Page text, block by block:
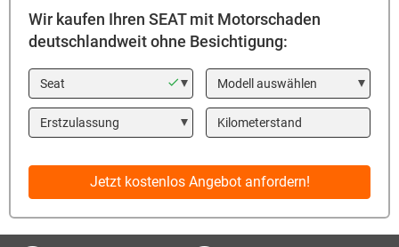
Wir kaufen Ihren SEAT mit Motorschaden
deutschlandweit ohne Besichtigung:
Marke Modell
Year Kilometerstand
Jetzt kostenlos Angebot anfordern!